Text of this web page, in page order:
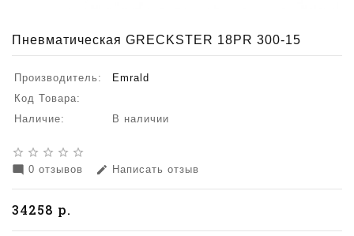
Пневматическая GRECKSTER 18PR 300-15
Производитель:
Emrald
Код Товара:
Наличие:
В наличии
star_border star_border star_border star_border star_border
mode_comment 0 отзывов edit Написать отзыв
34258 р.